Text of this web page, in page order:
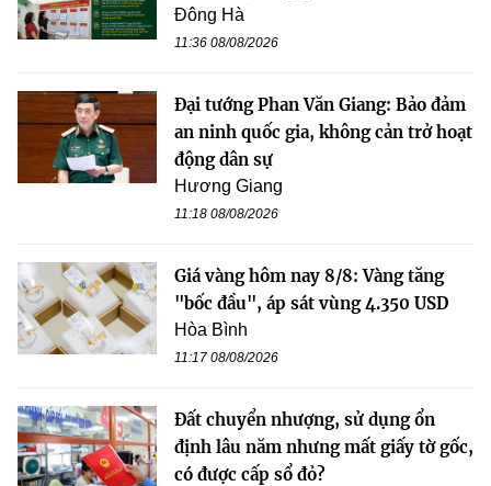
Đông Hà
11:36 08/08/2026
Đại tướng Phan Văn Giang: Bảo đảm
an ninh quốc gia, không cản trở hoạt
động dân sự
Hương Giang
11:18 08/08/2026
Giá vàng hôm nay 8/8: Vàng tăng
"bốc đầu", áp sát vùng 4.350 USD
Hòa Bình
11:17 08/08/2026
Đất chuyển nhượng, sử dụng ổn
định lâu năm nhưng mất giấy tờ gốc,
có được cấp sổ đỏ?